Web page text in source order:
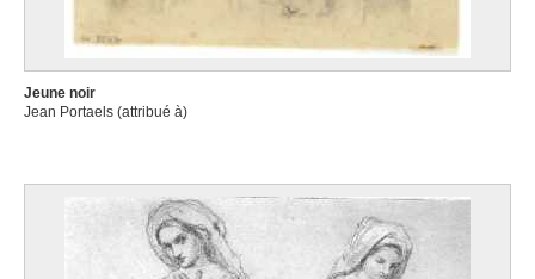
Jeune noir
Jean Portaels (attribué à)